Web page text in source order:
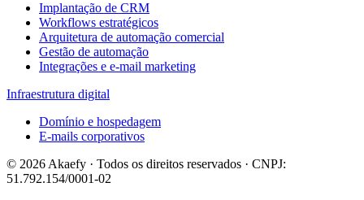
Implantação de CRM
Workflows estratégicos
Arquitetura de automação comercial
Gestão de automação
Integrações e e-mail marketing
Infraestrutura digital
Domínio e hospedagem
E-mails corporativos
© 2026 Akaefy · Todos os direitos reservados · CNPJ:
51.792.154/0001-02